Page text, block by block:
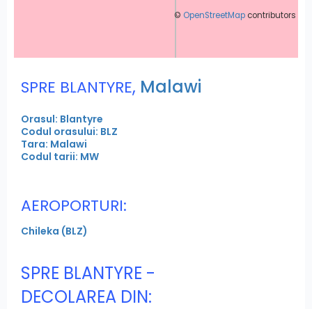
© OpenStreetMap contributors
SPRE BLANTYRE, Malawi
Orasul: Blantyre
Codul orasului: BLZ
Tara: Malawi
Codul tarii: MW
AEROPORTURI:
Chileka (BLZ)
SPRE BLANTYRE -
DECOLAREA DIN: